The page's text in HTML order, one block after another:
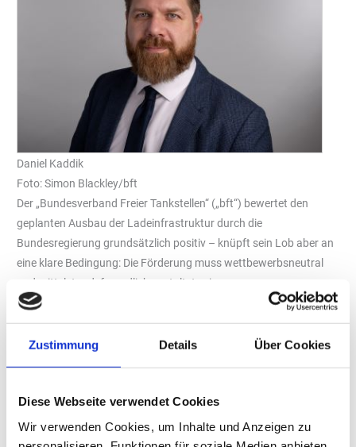
Zustimmung Details Über Cookies
Diese Webseite verwendet Cookies
Wir verwenden Cookies, um Inhalte und Anzeigen zu
Daniel Kaddik
Foto: Simon Blackley/bft
Der „Bundesverband Freier Tankstellen“ („bft“) bewertet den
geplanten Ausbau der Ladeinfrastruktur durch die
Bundesregierung grundsätzlich positiv – knüpft sein Lob aber an
eine klare Bedingung: Die Förderung muss wettbewerbsneutral
und mittelstandsfreundlich gestaltet sein.
„Es ist gut, dass die Bundesregierung Geld in die Hand nimmt, um
Ladeinfrastruktur schneller auszubauen. Problematisch wird es
aber, wenn mit öffentlichen Mitteln neue Konkurrenz zu
marktwirtschaftlich gewachsenen Strukturen geschaffen wird“,
Mobilität vor Ort stärken will, darf den Mittelstand nicht durch
staatlich alimentierte Parallelstrukturen aus dem Markt drängen.“